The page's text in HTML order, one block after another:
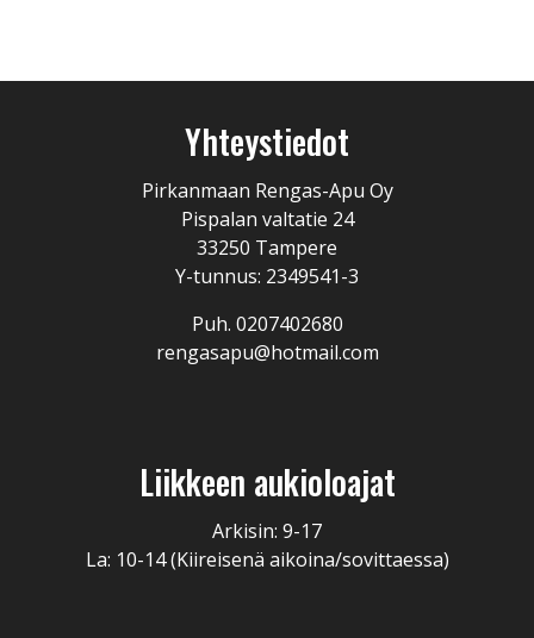
Yhteystiedot
Pirkanmaan Rengas-Apu Oy
Pispalan valtatie 24
33250 Tampere
Y-tunnus: 2349541-3
Puh. 0207402680
rengasapu@hotmail.com
Liikkeen aukioloajat
Arkisin: 9-17
La: 10-14 (Kiireisenä aikoina/sovittaessa)